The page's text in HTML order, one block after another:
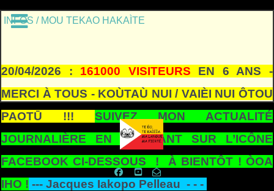
INFOS / MOU TEKAO HAKAÌTE
20/04/2026 : 161000 VISITEURS EN 6 ANS -
MERCI À TOUS - KOÙTAÙ NUI / VAIÈI NUI ÔTOU
PAOTŪ !!! SUIVEZ MON ACTUALITÉ
JOURNALIÈRE EN CLIQUANT SUR L’ICÔNE
FACEBOOK CI-DESSOUS ! À BIENTÔT ! ÒOA
IHO ! --- Jacques Iakopo Pelleau - - -